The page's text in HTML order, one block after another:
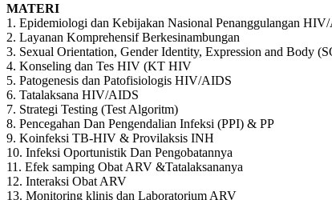
MATERI
1. Epidemiologi dan Kebijakan Nasional Penanggulangan
2. Layanan Komprehensif Berkesinambungan
3. Sexual Orientation, Gender Identity, Expression and Body
4. Konseling dan Tes HIV (KT HIV
5. Patogenesis dan Patofisiologis HIV/AIDS
6. Tatalaksana HIV/AIDS
7. Strategi Testing (Test Algoritm)
8. Pencegahan Dan Pengendalian Infeksi (PPI) & PP
9. Koinfeksi TB-HIV & Provilaksis INH
10. Infeksi Oportunistik Dan Pengobatannya
11. Efek samping Obat ARV &Tatalaksananya
12. Interaksi Obat ARV
13. Monitoring klinis dan Laboratorium ARV